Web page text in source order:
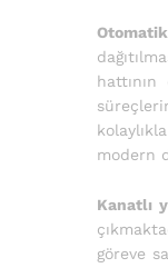
modern
Kanatlı
göreve